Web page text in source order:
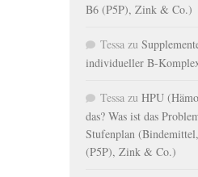
B6 (P5P), Zink & Co.)
Tessa zu
individueller B-
Tessa zu HPU
das? Was ist das
Stufenplan
(P5P), Zink & Co.)